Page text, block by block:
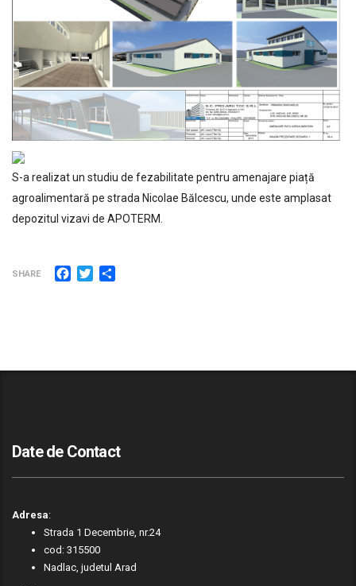
S-a realizat un studiu de fezabilitate pentru amenajare piață
agroalimentară pe strada Nicolae Bălcescu, unde este amplasat
depozitul vizavi de APOTERM.
SHARE Facebook
Twitter
Date de Contact
Adresa:
Strada 1 Decembrie, nr.24
cod: 315500
Nadlac, judetul Arad